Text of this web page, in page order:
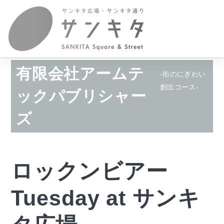
有限会社アームテ
ックパブリシャー
ズ
-街のにぎわい
創出コース-
ロックンビアー
Tuesday at サンキ